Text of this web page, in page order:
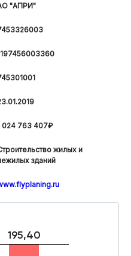
"АПРИ"
024 763 407₽
жилых и
зданий
195,40